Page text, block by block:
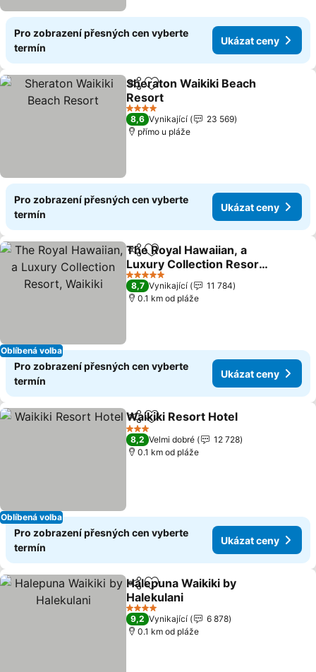
Pro zobrazení přesných cen vyberte
termín
Ukázat ceny
SdíletPřidat na seznam oblíbených
Sheraton Waikiki Beach
Resort
4 Počet hvězdiček
8,6 Vynikající
23 569
přímo u pláže
Pro zobrazení přesných cen vyberte
termín
Ukázat ceny
Oblíbená volba
SdíletPřidat na seznam oblíbených
The Royal Hawaiian, a
Luxury Collection Resort,
Waikiki
5 Počet hvězdiček
8,7 Vynikající
11 784
0.1 km od pláže
Pro zobrazení přesných cen vyberte
termín
Ukázat ceny
Oblíbená volba
SdíletPřidat na seznam oblíbených
Waikiki Resort Hotel
3 Počet hvězdiček
8,2 Velmi dobré
12 728
0.1 km od pláže
Pro zobrazení přesných cen vyberte
termín
Ukázat ceny
SdíletPřidat na seznam oblíbených
Halepuna Waikiki by
Halekulani
4 Počet hvězdiček
9,2 Vynikající
6 878
0.1 km od pláže